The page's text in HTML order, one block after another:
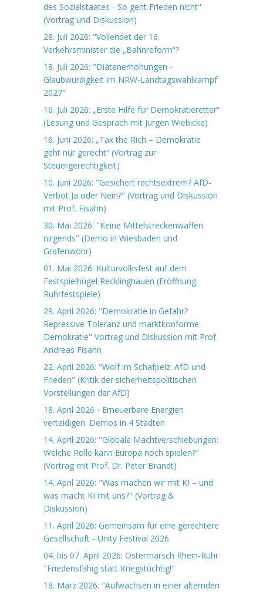
des Sozialstaates - So geht Frieden nicht"
(Vortrag und Diskussion)
28. Juli 2026: "Vollendet der 16.
Verkehrsminister die „Bahnreform“?
18. Juli 2026: "Diätenerhöhungen -
Glaubwürdigkeit im NRW-Landtagswahlkampf
2027"
16. Juli 2026: „Erste Hilfe für Demokratieretter“
(Lesung und Gespräch mit Jürgen Wiebicke)
16. Juni 2026: „Tax the Rich – Demokratie
geht nur gerecht“ (Vortrag zur
Steuergerechtigkeit)
10. Juni 2026: "Gesichert rechtsextrem? AfD-
Verbot Ja oder Nein?" (Vortrag und Diskussion
mit Prof. Fisahn)
30. Mai 2026: "Keine Mittelstreckenwaffen
nirgends" (Demo in Wiesbaden und
Grafenwöhr)
01. Mai 2026: Kulturvolksfest auf dem
Festspielhügel Recklinghauen (Eröffnung
Ruhrfestspiele)
29. April 2026: "Demokratie in Gefahr?
Repressive Toleranz und marktkonforme
Demokratie" Vortrag und Diskussion mit Prof.
Andreas Fisahn
22. April 2026: "Wolf im Schafpelz: AfD und
Frieden" (Kritik der sicherheitspolitischen
Vorstellungen der AfD)
18. April 2026 - Erneuerbare Energien
verteidigen: Demos in 4 Städten
14. April 2026: "Globale Machtverschiebungen:
Welche Rolle kann Europa noch spielen?"
(Vortrag mit Prof. Dr. Peter Brandt)
14. April 2026: "Was machen wir mit KI – und
was macht KI mit uns?" (Vortrag &
Diskussion)
11. April 2026: Gemeinsam für eine gerechtere
Gesellschaft - Unity Festival 2026
04. bis 07. April 2026: Ostermarsch Rhein-Ruhr
"Friedensfähig statt Kriegstüchtig!"
18. März 2026: "Aufwachsen in einer alternden